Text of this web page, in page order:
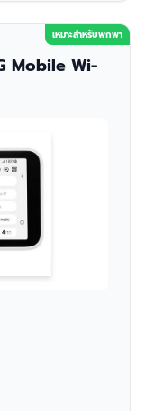
เหมาะสำหรับพกพา
Mobile Wi-